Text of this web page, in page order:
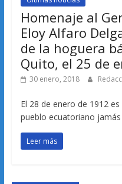
Homenaje al
Eloy Alfaro
de la hoguera
Quito, el 25 de
30 enero, 2018
El 28 de enero de 1912
pueblo ecuatoriano
Leer más